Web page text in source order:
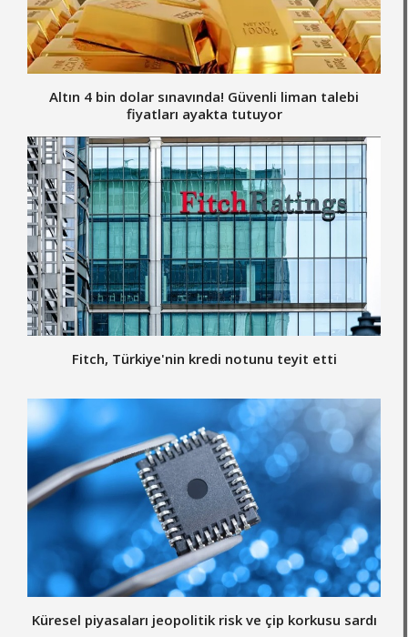
Altın 4 bin dolar sınavında! Güvenli liman talebi
fiyatları ayakta tutuyor
Fitch, Türkiye'nin kredi notunu teyit etti
Küresel piyasaları jeopolitik risk ve çip korkusu sardı